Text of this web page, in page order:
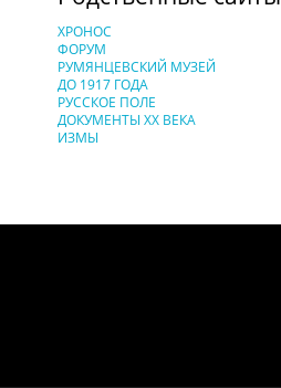
ХРОНОС
ФОРУМ
РУМЯНЦЕВСКИЙ МУЗЕЙ
ДО 1917 ГОДА
РУССКОЕ ПОЛЕ
ДОКУМЕНТЫ XX ВЕКА
ИЗМЫ